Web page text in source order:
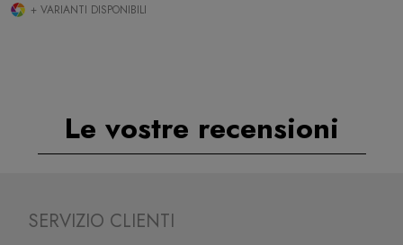
+ VARIANTI DISPONIBILI
Le vostre recensioni
SERVIZIO CLIENTI